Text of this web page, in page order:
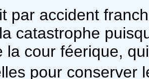
par accident
catastrophe
la cour féerique,
pour